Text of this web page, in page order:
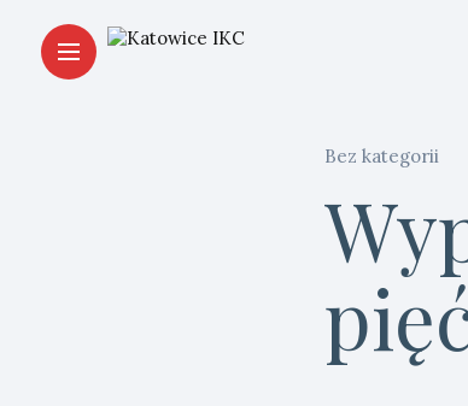
Bez kategorii